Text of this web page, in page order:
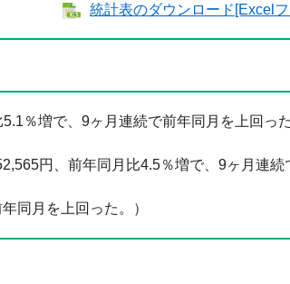
統計表のダウンロード[Excel
％増で、9ヶ月連続で前年同月を上回った
円、前年同月比4.5％増で、9ヶ月連続
同月を上回った。）